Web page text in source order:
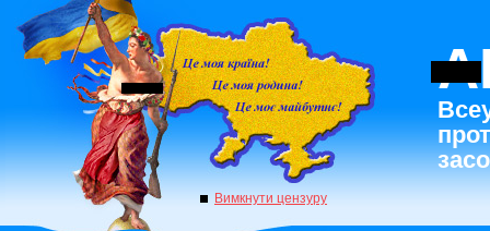
Вимкнути цензуру